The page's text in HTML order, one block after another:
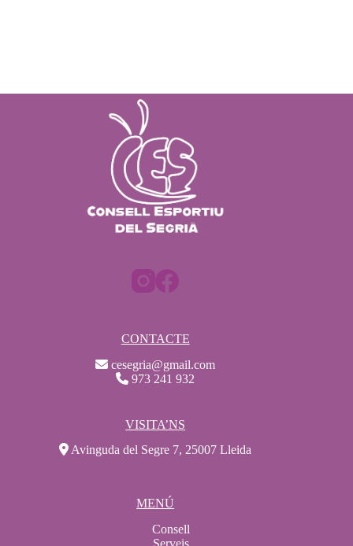
CONTACTE
cesegria@gmail.com
973 241 932
VISITA’NS
Avinguda del Segre 7, 25007 Lleida
MENÚ
Consell